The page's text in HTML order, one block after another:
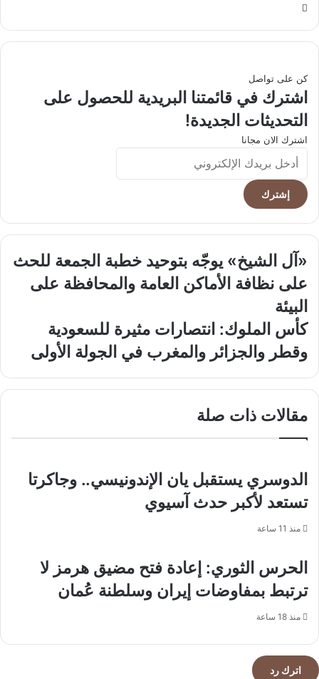
كن على تواصل
اشترك في قائمتنا البريدية للحصول على
التحديثات الجديدة!
اشترك الان مجانا
أدخل
بريدك
الإلكتروني
«آل
الشيخ»
يوجّه
بتوحيد
خطبة
الجمعة
للحث
على
نظافة
الأماكن
العامة
والمحافظة
على
«آل الشيخ» يوجّه بتوحيد خطبة الجمعة للحث
على نظافة الأماكن العامة والمحافظة على
البيئة
كأس
الملوك:
انتصارات
والجزائر
في
الأولى
كأس الملوك: انتصارات مثيرة للسعودية
وقطر والجزائر والمغرب في الجولة الأولى
مقالات ذات صلة
الدوسري يستقبل يان الإندونيسي.. وجاكرتا
تستعد لأكبر حدث آسيوي
منذ 11 ساعة
الحرس الثوري: إعادة فتح مضيق هرمز لا
ترتبط بمفاوضات إيران وسلطنة عُمان
منذ 18 ساعة
اترك رد